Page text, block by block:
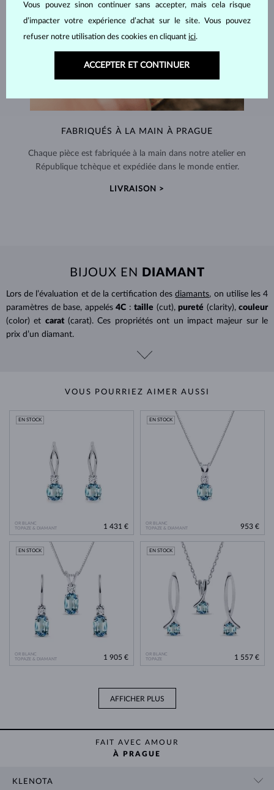
FABRIQUÉS À LA MAIN À PRAGUE
Chaque pièce est fabriquée à la main dans notre atelier en
République tchèque et expédiée dans le monde entier.
LIVRAISON >
BIJOUX EN DIAMANT
Lors de l’évaluation et de la certification desdiamants, on utilise les 4
paramètres de base, appelés 4C : taille (cut), pureté (clarity), couleur
(color) et carat (carat). Ces propriétés ont un impact majeur sur le
prix d’un diamant.
VOUS POURRIEZ AIMER AUSSI
OR BLANC
TOPAZE & DIAMANT
EN STOCK
1 431 €
OR BLANC
TOPAZE & DIAMANT
EN STOCK
953 €
OR BLANC
TOPAZE & DIAMANT
EN STOCK
1 905 €
OR BLANC
TOPAZE
EN STOCK
1 557 €
AFFICHER PLUS
FAIT AVEC AMOUR
À PRAGUE
KLENOTA
Vous pouvez sinon continuer sans accepter, mais cela risque
d’impacter votre expérience d’achat sur le site. Vous pouvez
refuser notre utilisation des cookies en cliquant ici.
ACCEPTER ET CONTINUER